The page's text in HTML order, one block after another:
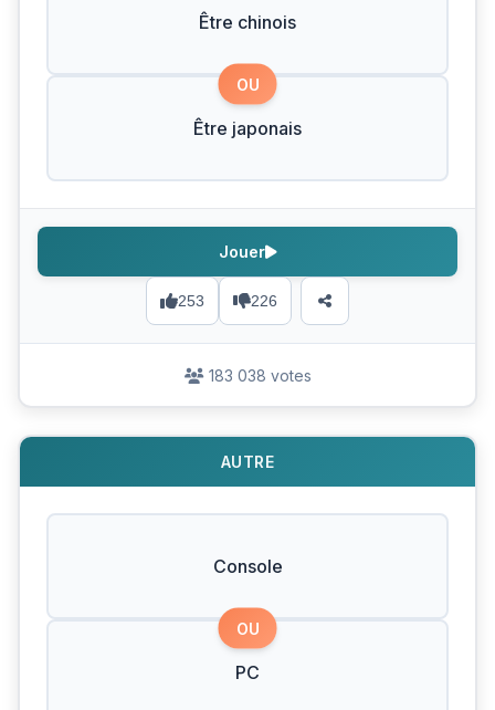
Être chinois
OU
Être japonais
253 226
Jouer
183 038 votes
AUTRE
Console
OU
PC